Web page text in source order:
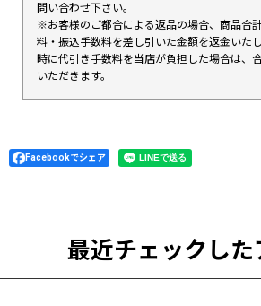
問い合わせ下さい。
※お客様のご都合による返品の場合、商品合
料・振込手数料を差し引いた金額を返金いた
時に代引き手数料を当店が負担した場合は、
いただきます。
Facebookでシェア
最近チェックした